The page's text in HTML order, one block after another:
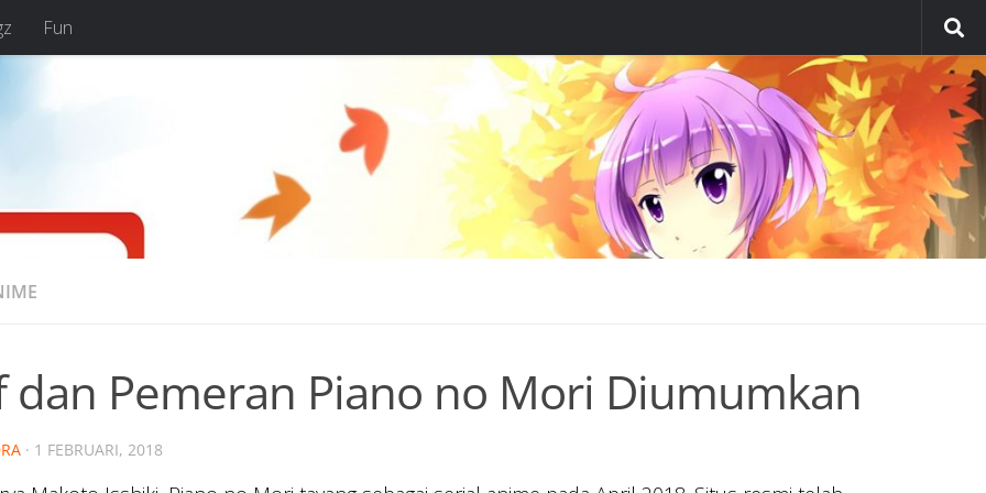
Fun
dan Pemeran Piano no Mori Diumumkan
· 1 FEBRUARI, 2018